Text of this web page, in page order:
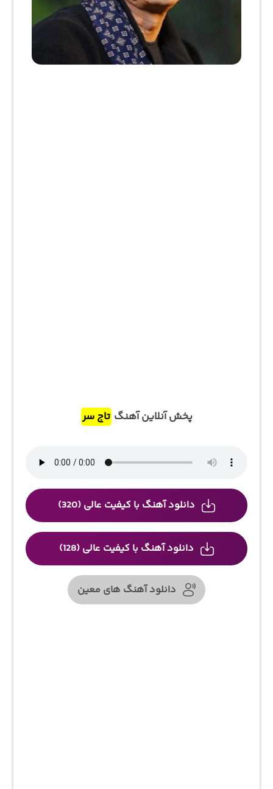
پخش آنلاین آهنگ تاج سر
دانلود آهنگ با کیفیت عالی (320)
دانلود آهنگ با کیفیت عالی (128)
دانلود آهنگ های معین